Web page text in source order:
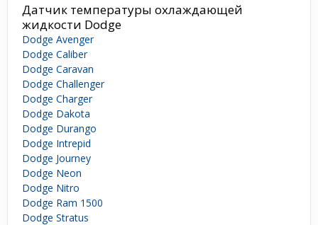
Датчик температуры охлаждающей
жидкости Dodge
Dodge Avenger
Dodge Caliber
Dodge Caravan
Dodge Challenger
Dodge Charger
Dodge Dakota
Dodge Durango
Dodge Intrepid
Dodge Journey
Dodge Neon
Dodge Nitro
Dodge Ram 1500
Dodge Stratus